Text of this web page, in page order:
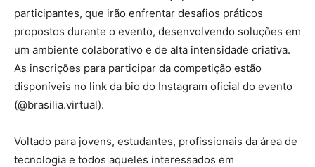
participantes, que irão enfrentar desafios práticos
propostos durante o evento, desenvolvendo soluções em
um ambiente colaborativo e de alta intensidade criativa.
As inscrições para participar da competição estão
disponíveis no link da bio do Instagram oficial do evento
(@brasilia.virtual).
Voltado para jovens, estudantes, profissionais da área de
tecnologia e todos aqueles interessados em